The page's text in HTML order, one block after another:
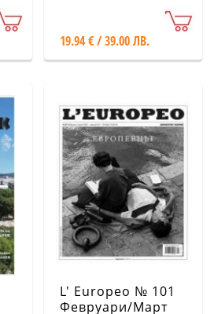
19.94 € / 39.00 ЛВ.
L' Europeo № 101
Февруари/Март